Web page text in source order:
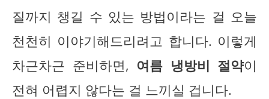
질까지 챙길 수 있는 방법이라는 걸 오늘
천천히 이야기해드리려고 합니다. 이렇게
차근차근 준비하면, 여름 냉방비 절약이
전혀 어렵지 않다는 걸 느끼실 겁니다.